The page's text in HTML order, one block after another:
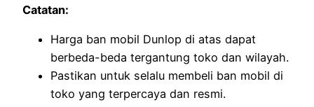
Catatan:
Harga ban mobil Dunlop di atas dapat
berbeda-beda tergantung toko dan wilayah.
Pastikan untuk selalu membeli ban mobil di
toko yang terpercaya dan resmi.